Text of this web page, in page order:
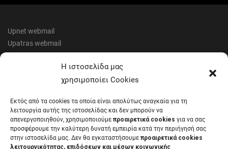
Η ιστοσελίδα μας
χρησιμοποίει Cookies
Εκτός από τα cookies τα οποία είναι απολύτως αναγκαία για τη
λειτουργία αυτής της ιστοσελίδας και δεν μπορούν να
απενεργοποιηθούν, χρησιμοποιούμε προαιρετικά cookies για να σας
προσφέρουμε την καλύτερη δυνατή εμπειρία κατά την περιήγησή σας
στην ιστοσελίδα μας. Δεν θα εγκαταστήσουμε προαιρετικά cookies
λειτουργικότητας, επιδόσεων και μέσων κοινωνικής
Upnet webmail
Upatras webmail
Academic calendar
Academic identity card
Your Europe
Mental Care
Telephone list